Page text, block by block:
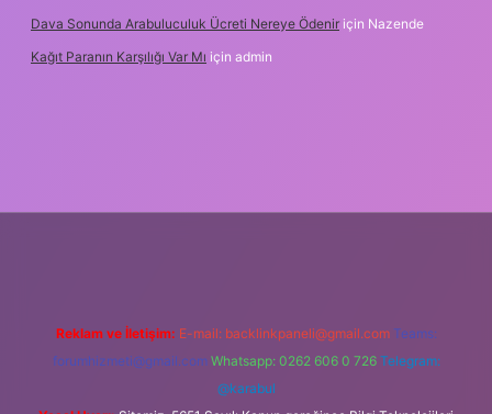
Dava Sonunda Arabuluculuk Ücreti Nereye Ödenir için Nazende
Kağıt Paranın Karşılığı Var Mı için admin
Reklam ve İletişim: E-mail: backlinkpaneli@gmail.com Teams:
forumhizmeti@gmail.com Whatsapp: 0262 606 0 726 Telegram:
@karabul